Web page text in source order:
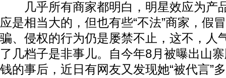
几乎所有商家都明白，明星效应为产
应是相当大的，但也有些“不法”商家，假
骗、侵权的行为仍是屡禁不止，这不，人
了几档子是非事儿。自今年8月被曝出山
钱的事后，近日有网友又发现她“被代言”